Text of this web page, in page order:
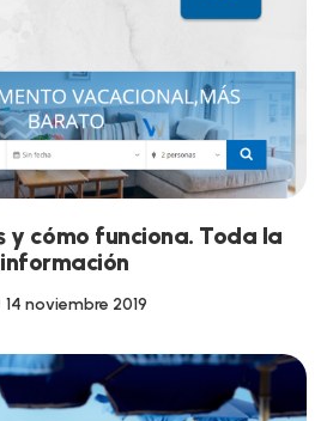
y cómo funciona. Toda la
información
14 noviembre 2019